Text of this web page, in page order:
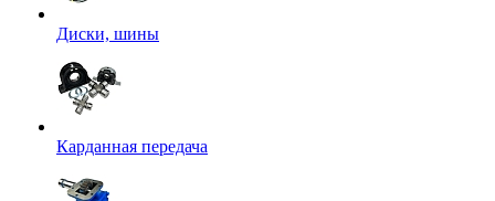
Диски, шины
Карданная передача